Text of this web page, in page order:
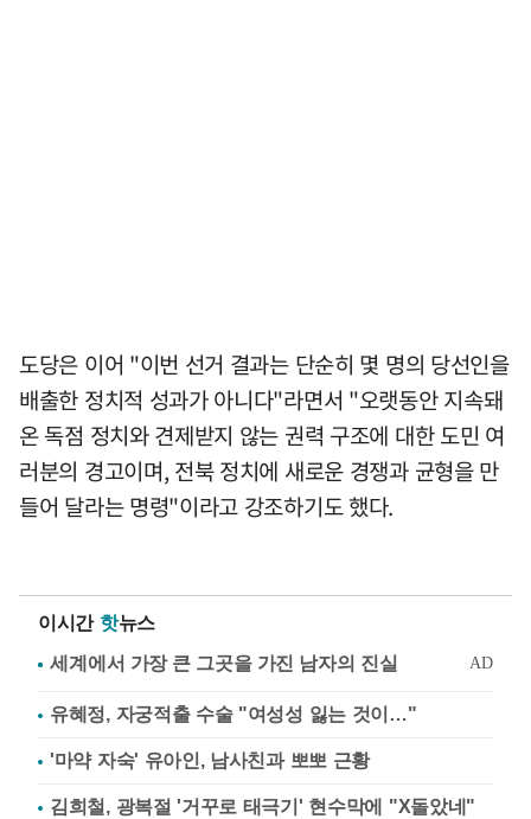
도당은 이어 "이번 선거 결과는 단순히 몇 명의 당선인을
배출한 정치적 성과가 아니다"라면서 "오랫동안 지속돼
온 독점 정치와 견제받지 않는 권력 구조에 대한 도민 여
러분의 경고이며, 전북 정치에 새로운 경쟁과 균형을 만
들어 달라는 명령"이라고 강조하기도 했다.
이시간 핫뉴스
유혜정, 자궁적출 수술 "여성성 잃는 것이…"
'마약 자숙' 유아인, 남사친과 뽀뽀 근황
김희철, 광복절 '거꾸로 태극기' 현수막에 "X돌았네"